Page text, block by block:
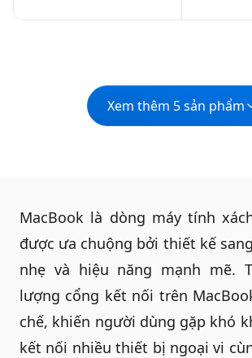
Xem thêm 5 sản phẩm
MacBook là dòng máy tính
được ưa chuộng bởi thiết kế
nhẹ và hiệu năng mạnh mẽ.
lượng cổng kết nối trên
chế, khiến người dùng gặp khó
kết nối nhiều thiết bị ngoại vi